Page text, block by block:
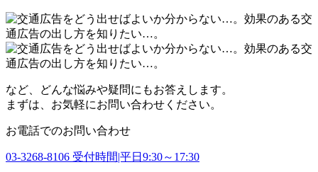
など、どんな悩みや疑問にもお答えします。
まずは、お気軽にお問い合わせください。
お電話でのお問い合わせ
03-3268-8106 受付時間|平日9:30～17:30